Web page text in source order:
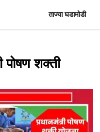
ताज्या घडामोडी
पोषण शक्ती